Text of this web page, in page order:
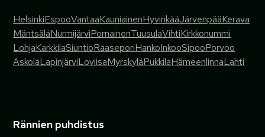
HelsinkiEspooVantaaKauniainenHyvinkääJärvenpääKerava
MäntsäläNurmijärviPornainenTuusulaVihtiKirkkonummi
LohjaKarkkilaSiuntioRaaseporiHankoInkooSipooPorvoo
AskolaLapinjärviLoviisaMyrskyläPukkilaHämeenlinnaLahti
Rännien puhdistus